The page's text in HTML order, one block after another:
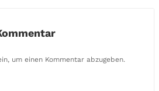
um einen Kommentar abzugeben.